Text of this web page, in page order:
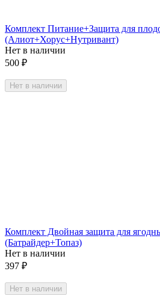
Комплект Питание+Защита для
(Алиот+Хорус+Нутривант)
Нет в наличии
500 ₽
Нет в наличии
Комплект Двойная защита для
(Батрайдер+Топаз)
Нет в наличии
397 ₽
Нет в наличии